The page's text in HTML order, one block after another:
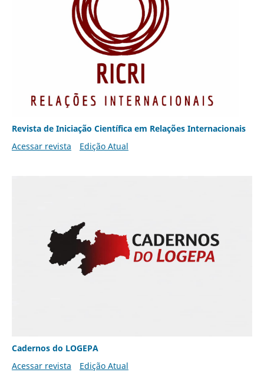
Revista de Iniciação Científica em Relações Internacionais
Acessar revista
Edição Atual
Cadernos do LOGEPA
Acessar revista
Edição Atual